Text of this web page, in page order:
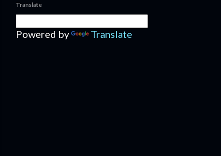
Translate
Powered by Translate